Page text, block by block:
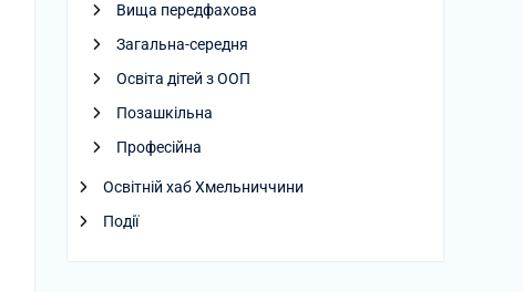
Вища передфахова
Загальна-середня
Освіта дітей з ООП
Позашкільна
Професійна
Освітній хаб Хмельниччини
Події